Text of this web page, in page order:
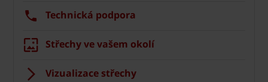
Technická podpora
Střechy ve vašem okolí
Vizualizace střechy